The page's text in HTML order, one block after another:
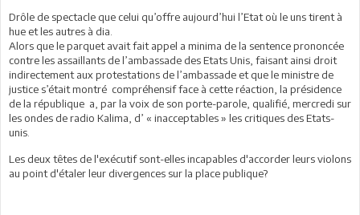
Drôle de spectacle que celui qu’offre aujourd’hui l’Etat où le uns tirent à
hue et les autres à dia.
Alors que le parquet avait fait appel a minima de la sentence prononcée
contre les assaillants de l’ambassade des Etats Unis, faisant ainsi droit
indirectement aux protestations de l’ambassade et que le ministre de
justice s’était montré compréhensif face à cette réaction, la présidence
de la république a, par la voix de son porte-parole, qualifié, mercredi sur
les ondes de radio Kalima, d’ « inacceptables » les critiques des Etats-
unis.
Les deux têtes de l'exécutif sont-elles incapables d'accorder leurs violons
au point d'étaler leur divergences sur la place publique?